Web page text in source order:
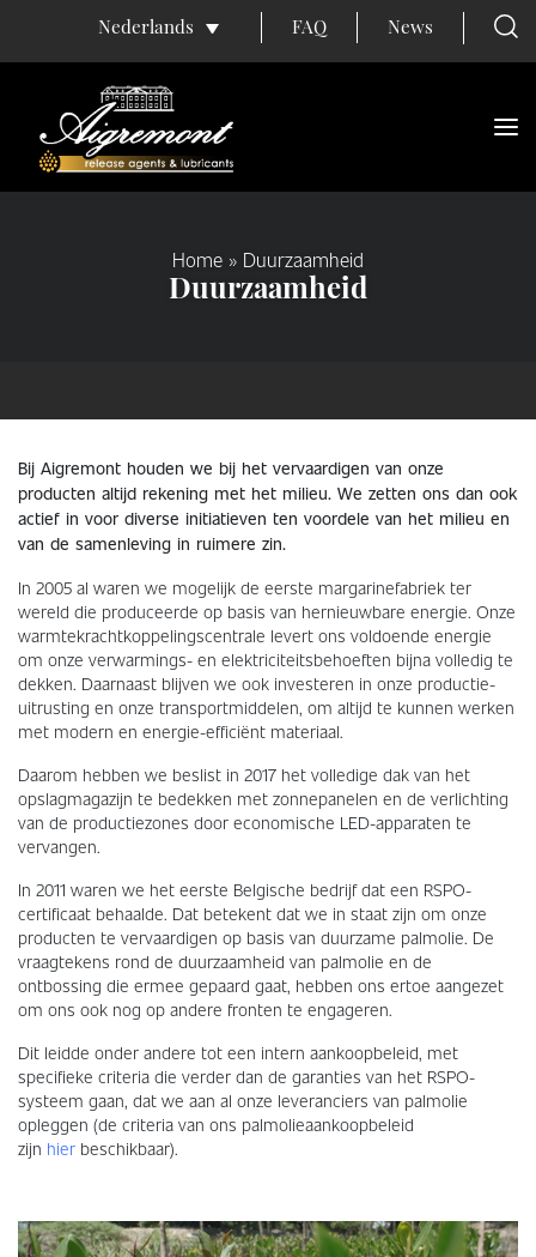
FAQ News
Nederlands
Home » Duurzaamheid
Duurzaamheid
Bij Aigremont houden we bij het vervaardigen van onze
producten altijd rekening met het milieu. We zetten ons dan ook
actief in voor diverse initiatieven ten voordele van het milieu en
van de samenleving in ruimere zin.
In 2005 al waren we mogelijk de eerste margarinefabriek ter
wereld die produceerde op basis van hernieuwbare energie. Onze
warmtekrachtkoppelingscentrale levert ons voldoende energie
om onze verwarmings- en elektriciteitsbehoeften bijna volledig te
dekken. Daarnaast blijven we ook investeren in onze productie-
uitrusting en onze transportmiddelen, om altijd te kunnen werken
met modern en energie-efficiënt materiaal.
Daarom hebben we beslist in 2017 het volledige dak van het
opslagmagazijn te bedekken met zonnepanelen en de verlichting
van de productiezones door economische LED-apparaten te
vervangen.
In 2011 waren we het eerste Belgische bedrijf dat een RSPO-
certificaat behaalde. Dat betekent dat we in staat zijn om onze
producten te vervaardigen op basis van duurzame palmolie. De
vraagtekens rond de duurzaamheid van palmolie en de
ontbossing die ermee gepaard gaat, hebben ons ertoe aangezet
om ons ook nog op andere fronten te engageren.
Dit leidde onder andere tot een intern aankoopbeleid, met
specifieke criteria die verder dan de garanties van het RSPO-
systeem gaan, dat we aan al onze leveranciers van palmolie
opleggen (de criteria van ons palmolieaankoopbeleid
zijn hier beschikbaar).